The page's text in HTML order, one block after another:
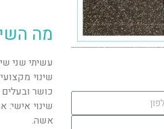
מה
עשיתי שני
שינוי
כושר
שינוי
אשה.